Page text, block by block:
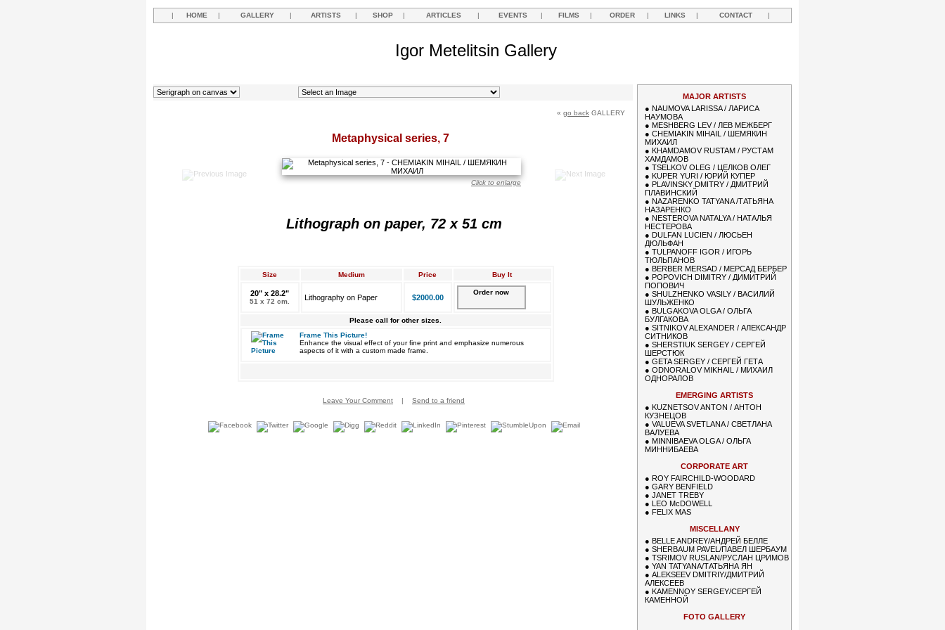
| HOME | GALLERY | ARTISTS | SHOP | ARTICLES | EVENTS | FILMS | ORDER | LINKS | CONTACT |
Igor Metelitsin Gallery
« go back GALLERY
Metaphysical series, 7
Click to enlarge
Lithograph on paper, 72 x 51 cm
Size Medium Price Buy It
20" x 28.2"
51 x 72 cm. Lithography on Paper $2000.00
Order now
Please call for other sizes.
Frame This Picture!
Enhance the visual effect of your fine print and emphasize numerous
aspects of it with a custom made frame.
Leave Your Comment | Send to a friend
MAJOR ARTISTS
● NAUMOVA LARISSA / ЛАРИСА
НАУМОВА
● MESHBERG LEV / ЛЕВ МЕЖБЕРГ
● CHEMIAKIN MIHAIL / ШЕМЯКИН
МИХАИЛ
● KHAMDAMOV RUSTAM / РУСТАМ
ХАМДАМОВ
● TSELKOV OLEG / ЦЕЛКОВ ОЛЕГ
● KUPER YURI / ЮРИЙ КУПЕР
● PLAVINSKY DMITRY / ДМИТРИЙ
ПЛАВИНСКИЙ
● NAZARENKO TATYANA /ТАТЬЯНА
НАЗАРЕНКО
● NESTEROVA NATALYA / НАТАЛЬЯ
НЕСТЕРОВА
● DULFAN LUCIEN / ЛЮСЬЕН
ДЮЛЬФАН
● TULPANOFF IGOR / ИГОРЬ
ТЮЛЬПАНОВ
● BERBER MERSAD / МЕРСАД БЕРБЕР
● POPOVICH DIMITRY / ДИМИТРИЙ
ПОПОВИЧ
● SHULZHENKO VASILY / ВАСИЛИЙ
ШУЛЬЖЕНКО
● BULGAKOVA OLGA / ОЛЬГА
БУЛГАКОВА
● SITNIKOV ALEXANDER / АЛЕКСАНДР
СИТНИКОВ
● SHERSTIUK SERGEY / СЕРГЕЙ
ШЕРСТЮК
● GETA SERGEY / СЕРГЕЙ ГЕТА
● ODNORALOV MIKHAIL / МИХАИЛ
ОДНОРАЛОВ
EMERGING ARTISTS
● KUZNETSOV ANTON / АНТОН
КУЗНЕЦОВ
● VALUEVA SVETLANA / СВЕТЛАНА
ВАЛУЕВА
● MINNIBAEVA OLGA / ОЛЬГА
МИННИБАЕВА
CORPORATE ART
● ROY FAIRCHILD-WOODARD
● GARY BENFIELD
● JANET TREBY
● LEO McDOWELL
● FELIX MAS
MISCELLANY
● BELLE ANDREY/АНДРЕЙ БЕЛЛЕ
● SHERBAUM PAVEL/ПАВЕЛ ШЕРБАУМ
● TSRIMOV RUSLAN/РУСЛАН ЦРИМОВ
● YAN TATYANA/ТАТЬЯНА ЯН
● ALEKSEEV DMITRIY/ДМИТРИЙ
АЛЕКСЕЕВ
● KAMENNOY SERGEY/СЕРГЕЙ
КАМЕННОЙ
FOTO GALLERY